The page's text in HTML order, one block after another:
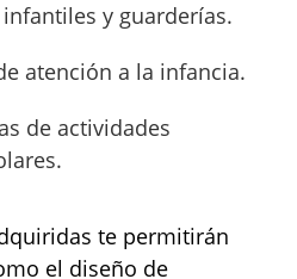
infantiles y guarderías.
atención a la infancia.
de actividades
te permitirán
el diseño de